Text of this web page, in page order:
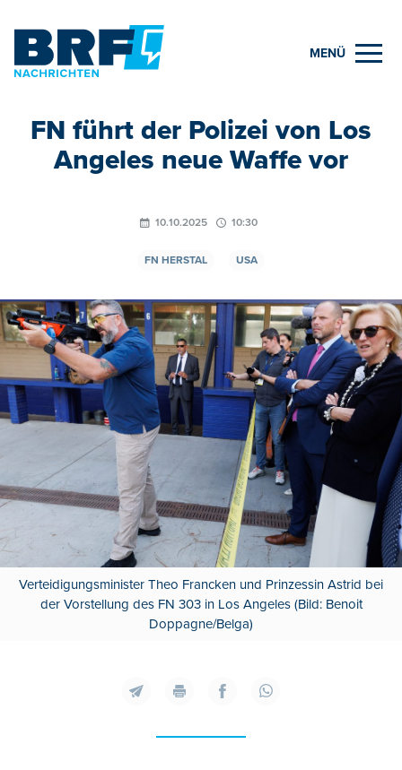
MENÜ
FN führt der Polizei von Los
Angeles neue Waffe vor
10.10.2025 10:30
FN HERSTAL USA
Verteidigungsminister Theo Francken und Prinzessin Astrid bei
der Vorstellung des FN 303 in Los Angeles (Bild: Benoit
Doppagne/Belga)